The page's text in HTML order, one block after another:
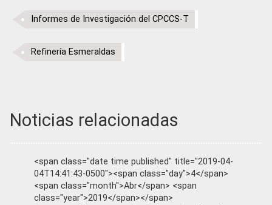
Informes de Investigación del CPCCS-T
Refinería Esmeraldas
Noticias relacionadas
<span class="date time published" title="2019-04-
04T14:41:43-0500"><span class="day">4</span>
<span class="month">Abr</span> <span
class="year">2019</span></span>